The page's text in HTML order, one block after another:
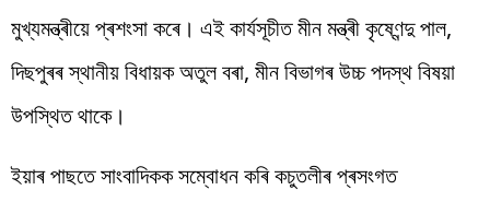
মুখ্যমন্ত্ৰীয়ে প্ৰশংসা কৰে। এই কাৰ্যসূচীত মীন মন্ত্ৰী কৃষ্ণেন্দু পাল,
দিছপুৰৰ স্থানীয় বিধায়ক অতুল বৰা, মীন বিভাগৰ উচ্চ পদস্থ বিষয়া
উপস্থিত থাকে।
ইয়াৰ পাছতে সাংবাদিকক সম্বোধন কৰি কচুতলীৰ প্ৰসংগত